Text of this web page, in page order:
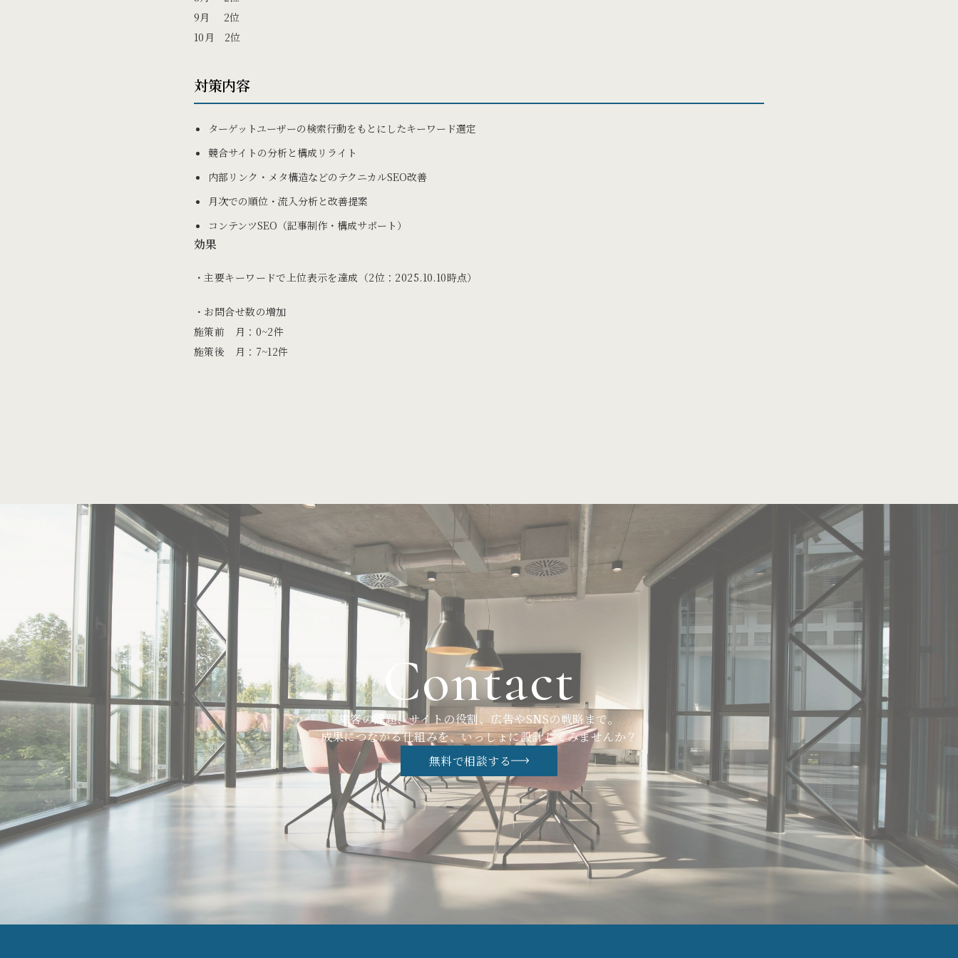
9月 2位
10月 2位
対策内容
ターゲットユーザーの検索行動をもとにしたキーワード選定
競合サイトの分析と構成リライト
内部リンク・メタ構造などのテクニカルSEO改善
月次での順位・流入分析と改善提案
コンテンツSEO（記事制作・構成サポート）
効果
・主要キーワードで上位表示を達成（2位：2025.10.10時点）
・お問合せ数の増加
施策前 月：0~2件
施策後 月：7~12件
Contact
集客の課題、サイトの役割、広告やSNSの戦略まで。
成果につながる仕組みを、いっしょに設計してみませんか？
無料で相談する